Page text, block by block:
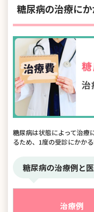
糖尿病の治療に
糖尿病は状態によって治療
るため、1度の受診にかか
糖尿病の治療例と
治療例